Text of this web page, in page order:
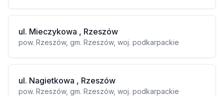
ul. Mieczykowa , Rzeszów
pow. Rzeszów, gm. Rzeszów, woj. podkarpackie
ul. Nagietkowa , Rzeszów
pow. Rzeszów, gm. Rzeszów, woj. podkarpackie